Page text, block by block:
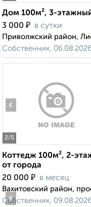
Дом 100м², 3-
3 000 ₽ в сутки
Приволжский район,
Собственник, 06.08.2026
2/5
‹
Коттедж 100м², 2-
от города
20 000 ₽ в месяц
Вахитовский район,
Собственник, 09.08.2026
‹